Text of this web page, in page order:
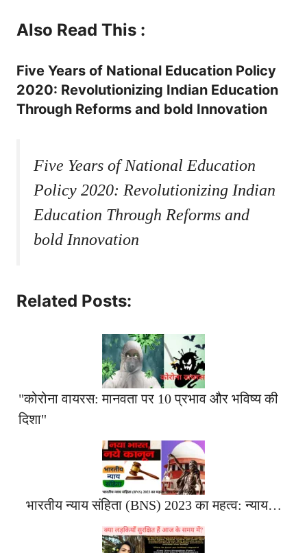
Also Read This :
Five Years of National Education Policy
2020: Revolutionizing Indian Education
Through Reforms and bold Innovation
Five Years of National Education
Policy 2020: Revolutionizing Indian
Education Through Reforms and
bold Innovation
Related Posts:
"कोरोना वायरस: मानवता पर 10 प्रभाव और भविष्य की
दिशा"
भारतीय न्याय संहिता (BNS) 2023 का महत्व: न्याय…